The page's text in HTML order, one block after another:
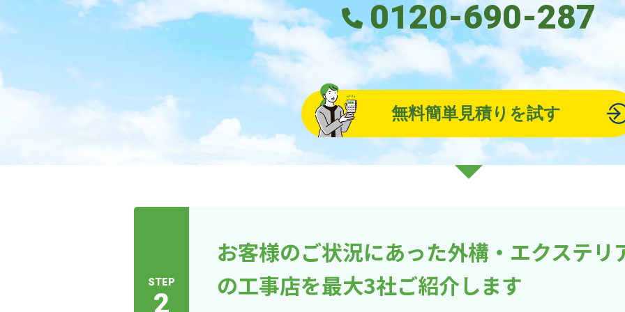
0120-690-287
無料簡単見積りを試す
STEP
2
お客様のご状況にあった外構・エクステリ
の工事店を最大3社ご紹介します